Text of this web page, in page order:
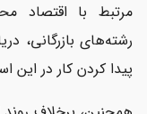
مرتبط با اقتصاد
رشته‌های بازرگانی،
پیدا کردن کار در